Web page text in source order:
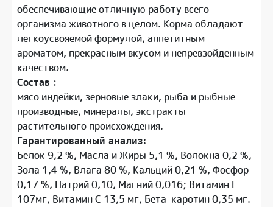
обеспечивающие отличную работу всего
организма животного в целом. Корма обладают
легкоусвояемой формулой, аппетитным
ароматом, прекрасным вкусом и непревзойденным
качеством.
Состав :
мясо индейки, зерновые злаки, рыба и рыбные
производные, минералы, экстракты
растительного происхождения.
Гарантированный анализ:
Белок 9,2 %, Масла и Жиры 5,1 %, Волокна 0,2 %,
Зола 1,4 %, Влага 80 %, Кальций 0,21 %, Фосфор
0,17 %, Натрий 0,10, Магний 0,016; Витамин Е
107мг, Витамин С 13,5 мг, Бета-каротин 0,35 мг.